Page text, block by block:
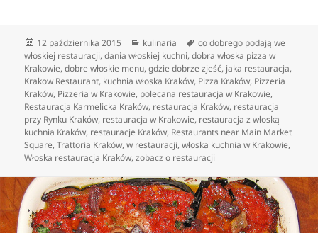
Data
publikacji
12 października 2015 Kategorie
kulinaria Tagi
co dobrego podają we
włoskiej restauracji,dania włoskiej kuchni,dobra włoska pizza w
Krakowie,dobre włoskie menu,gdzie dobrze zjeść, jaka restauracja,
Krakow Restaurant, kuchnia włoska Kraków, Pizza Kraków, Pizzeria
Kraków, Pizzeria w Krakowie, polecana restauracja w Krakowie,
Restauracja Karmelicka Kraków, restauracja Kraków, restauracja
przy Rynku Kraków, restauracja w Krakowie, restauracja z włoską
kuchnia Kraków, restauracje Kraków, Restaurants near Main Market
Square,Trattoria Kraków,w restauracji,włoska kuchnia w Krakowie,
Włoska restauracja Kraków,zobacz o restauracji